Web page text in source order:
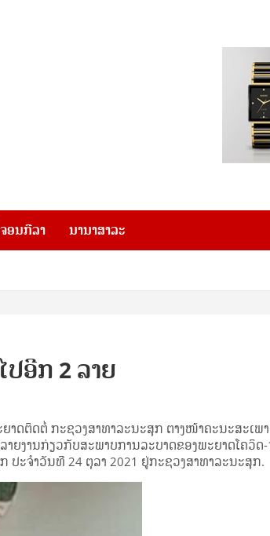
ອນກີລາ ນານາສາລະ
ອີກ 2 ລາຍ
ດຕິດຕໍ່ ກະຊວງສາທາລະນະສຸກ ຕາງໜ້າຄະນະສະເພ
ຍງານກ່ຽວກັບສະພາບການລະບາດຂອງພະຍາດໂຄວິດ
ປະຈຳວັນທີ 24 ຕຸລາ 2021 ຢູ່ກະຊວງສາທາລະນະສຸກ.